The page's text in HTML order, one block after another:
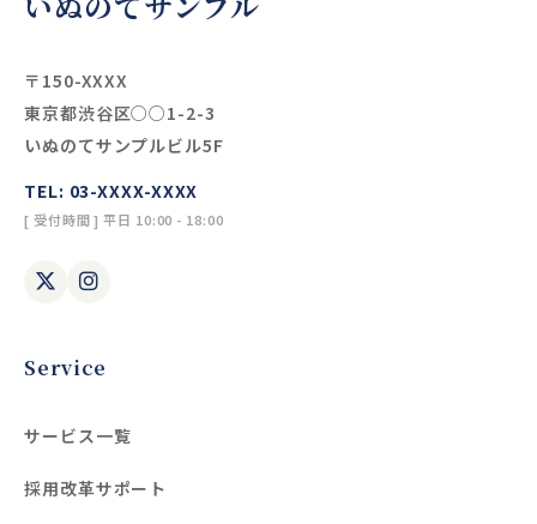
〒150-XXXX
東京都渋谷区○○1-2-3
いぬのてサンプルビル5F
TEL: 03-XXXX-XXXX
[ 受付時間 ] 平日 10:00 - 18:00
Service
サービス一覧
採用改革サポート